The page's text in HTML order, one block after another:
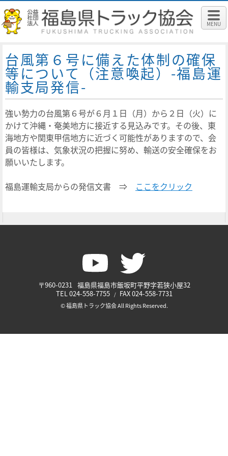
MENU
台風第６号に備えた体制の確保
等について（注意喚起）-福島運
輸支局発信-
強い勢力の台風第６号が６月１日（月）から２日（火）に
かけて沖縄・奄美地方に接近する見込みです。その後、東
海地方や関東甲信地方に近づく可能性がありますので、会
員の皆様は、気象状況の把握に努め、輸送の安全確保をお
願いいたします。
福島運輸支局からの発信文書 ⇒ ここをクリック
〒960-0231 福島県福島市飯坂町平野字若狭小屋32
TEL024-558-7755 FAX024-558-7731
© 福島県トラック協会 All Rights Reserved.